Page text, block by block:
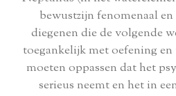
bewustzijn fenomenaal
diegenen die de volgende
toegankelijk met oefening
moeten oppassen dat het
serieus neemt en het in